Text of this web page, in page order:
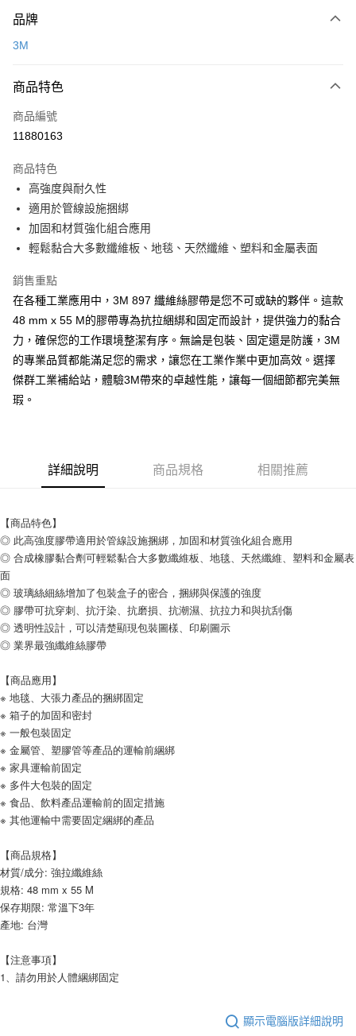
信用卡一次付款
3 期 0 利率 每期
合作金庫商業銀行
上海商業儲蓄銀行
臺灣中小企業銀行
匯豐（台灣）商業銀行
聯邦商業銀行
元大商業銀行
玉山商業銀行
星展（台灣）商業銀行
台灣樂天信用卡公司
合作金庫商業銀行
上海商業儲蓄銀行
國泰世華商業銀行
匯豐（台灣）商業銀行
聯邦商業銀行
元大商業銀行
永豐商業銀行
台新國際商業銀行
台灣樂天信用卡公司
超商取貨付款
LINE Pay
Apple Pay
街口支付
悠遊付
全盈+PAY
運送方式
全家取貨付款
付款後全家取貨
每筆NT$60
每筆NT$60
新竹物流(大件商品、貨量較大)
品牌
3M
商品特色
商品編號
11880163
商品特色
高強度與耐久性
適用於管線設施捆綁
加固和材質強化組合應用
輕鬆黏合大多數纖維板、地毯、天然纖維、塑料和金屬表面
銷售重點
在各種工業應用中，3M 897 纖維絲膠帶是您不可或缺的夥伴。這款
48 mm x 55 M的膠帶專為抗拉綑綁和固定而設計，提供強力的黏合
力，確保您的工作環境整潔有序。無論是包裝、固定還是防護，3M
的專業品質都能滿足您的需求，讓您在工業作業中更加高效。選擇
傑群工業補給站，體驗3M帶來的卓越性能，讓每一個細節都完美無
瑕。
詳細說明 商品規格 相關推薦
【商品特色】
◎ 此高強度膠帶適用於管線設施捆綁，加固和材質強化組合應用
◎ 合成橡膠黏合劑可輕鬆黏合大多數纖維板、地毯、天然纖維、塑料和金屬表
面
◎ 玻璃絲細絲增加了包裝盒子的密合，捆綁與保護的強度
◎ 膠帶可抗穿刺、抗汙染、抗磨損、抗潮濕、抗拉力和與抗刮傷
◎ 透明性設計，可以清楚顯現包裝圖樣、印刷圖示
◎ 業界最強纖維絲膠帶
【商品應用】
※ 地毯、大張力產品的捆綁固定
※ 箱子的加固和密封
※ 一般包裝固定
※ 金屬管、塑膠管等產品的運輸前綑綁
※ 家具運輸前固定
※ 多件大包裝的固定
※ 食品、飲料產品運輸前的固定措施
※ 其他運輸中需要固定綑綁的產品
【商品規格】
材質/成分: 強拉纖維絲
規格: 48 mm x 55 M
保存期限: 常溫下3年
產地: 台灣
【注意事項】
1、請勿用於人體綑綁固定
顯示電腦版詳細說明